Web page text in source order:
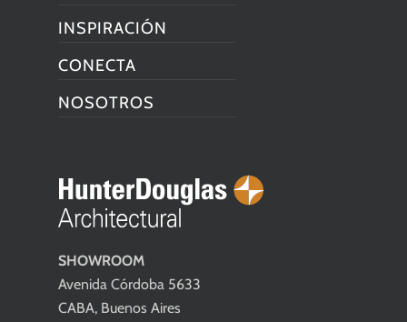
SHOWROOM
Avenida Córdoba 5633
CABA, Buenos Aires
INSPIRACIÓN
CONECTA
NOSOTROS